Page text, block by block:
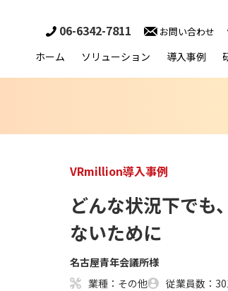
ホーム ソリューション 導入事例
06-6342-7811 お問い合わせ
VRmillion導入事例
どんな状況下でも
ないために
名古屋青年会議所様
業種：その他
従業員数：